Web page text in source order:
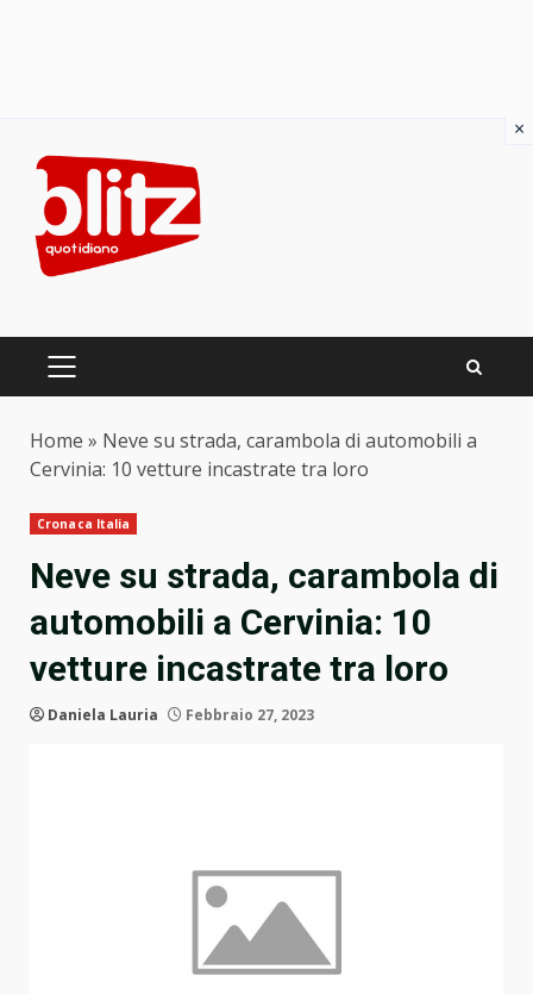
content
PRIMARY
Home » Neve su strada, carambola di automobili a
Cervinia: 10 vetture incastrate tra loro
Cronaca Italia
Neve su strada, carambola di
automobili a Cervinia: 10
vetture incastrate tra loro
Daniela Lauria Febbraio 27, 2023
×